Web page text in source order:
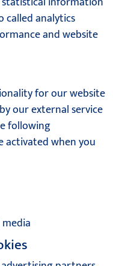
called analytics
and website
for our website
our external service
following
activated when you